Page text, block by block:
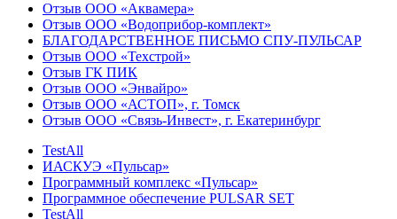
Отзыв ООО «Аквамера»
Отзыв ООО «Водоприбор-комплект»
БЛАГОДАРСТВЕННОЕ ПИСЬМО СПУ-ПУЛЬСАР
Отзыв ООО «Техстрой»
Отзыв ГК ПИК
Отзыв ООО «Энвайро»
Отзыв ООО «АСТОП», г. Томск
Отзыв ООО «Связь-Инвест», г. Екатеринбург
TestAll
ИАСКУЭ «Пульсар»
Программный комплекс «Пульсар»
Программное обеспечение PULSAR SET
TestAll